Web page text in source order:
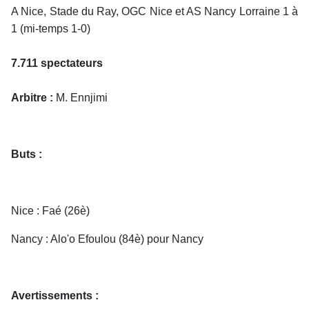
A Nice, Stade du Ray, OGC Nice et AS Nancy Lorraine 1 à
1 (mi-temps 1-0)
7.711 spectateurs
Arbitre : M. Ennjimi
Buts :
Nice : Faé (26è)
Nancy : Alo'o Efoulou (84è) pour Nancy
Avertissements :